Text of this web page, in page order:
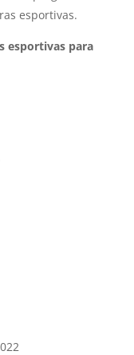
esportivas.
esportivas para